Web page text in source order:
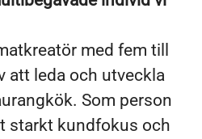
med fem till
att leda och utveckla
Som person
starkt kundfokus och